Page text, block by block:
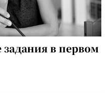
в первом